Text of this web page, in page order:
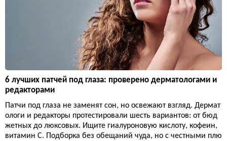
6 лучших патчей под глаза: проверено дерматологами и
редакторами
Патчи под глаза не заменят сон, но освежают взгляд. Дермат
ологи и редакторы протестировали шесть вариантов: от бюд
жетных до люксовых. Ищите гиалуроновую кислоту, кофеин,
витамин С. Подборка без обещаний чуда, но с честными плю